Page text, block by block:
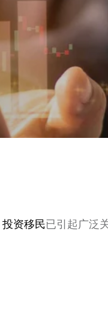
投资移民已引起广泛